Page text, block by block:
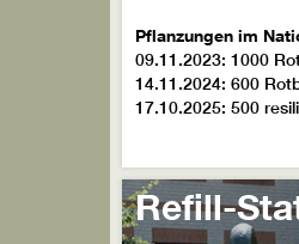
Pflanzungen im
09.11.2023: 1000
14.11.2024: 600
17.10.2025: 500
Refill-